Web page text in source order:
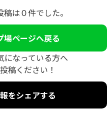
は０件でした。
場ページへ戻る
になっている方へ
稿ください！
をシェアする